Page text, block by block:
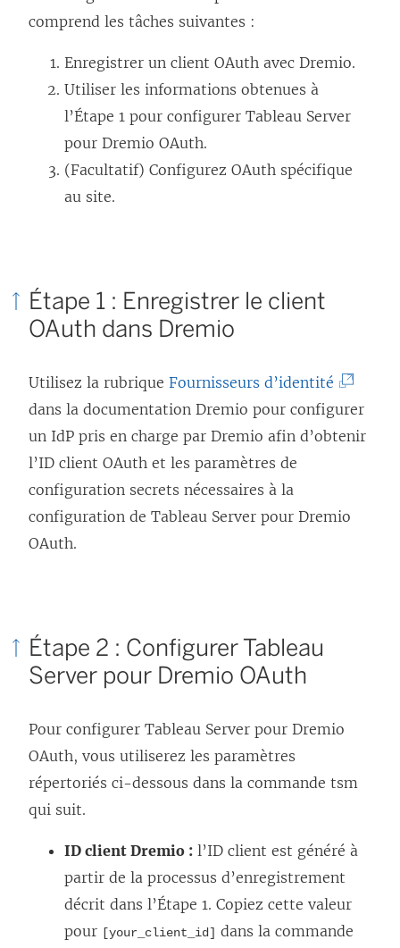
comprend les tâches suivantes :
Enregistrer un client OAuth avec Dremio.
Utiliser les informations obtenues à
l’Étape 1 pour configurer Tableau Server
pour Dremio OAuth.
(Facultatif) Configurez OAuth spécifique
au site.
Étape 1 : Enregistrer le client
OAuth dans Dremio
Utilisez la rubrique Fournisseurs d’identité
L
e
e
e
a
dans la documentation Dremio pour configurer
un IdP pris en charge par Dremio afin d’obtenir
l’ID client OAuth et les paramètres de
configuration secrets nécessaires à la
configuration de Tableau Server pour Dremio
OAuth.
Étape 2 : ConfigurerTableau
Server pour Dremio OAuth
Pour configurer Tableau Server pour Dremio
OAuth, vous utiliserez les paramètres
répertoriés ci-dessous dans la commande tsm
qui suit.
ID client Dremio : l’ID client est généré à
partir de la processus d’enregistrement
décrit dans l’Étape 1. Copiez cette valeur
pour [your_client_id] dans la commande